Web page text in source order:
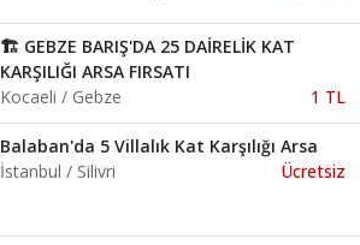
🏗️ GEBZE BARIŞ'DA 25 DAİRELİK KAT
KARŞILIĞI ARSA FIRSATI
Kocaeli / Gebze
1 TL
Balaban'da 5 Villalık Kat Karşılığı Arsa
İstanbul / Silivri
Ücretsiz